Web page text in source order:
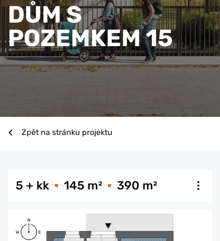
DŮM S
POZEMKEM 15
Zpět na stránku projektu
5 + kk 145 m² 390 m²